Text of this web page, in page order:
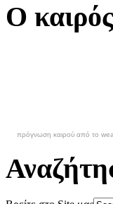
Ο
πρόγνωση καιρού από το